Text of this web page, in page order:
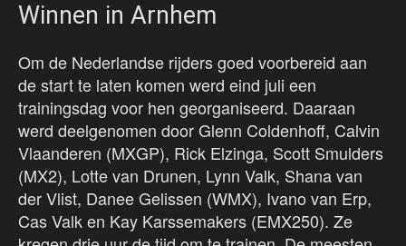
Winnen in Arnhem
Om de Nederlandse rijders goed voorbereid aan
de start te laten komen werd eind juli een
trainingsdag voor hen georganiseerd. Daaraan
werd deelgenomen door Glenn Coldenhoff, Calvin
Vlaanderen (MXGP), Rick Elzinga, Scott Smulders
(MX2), Lotte van Drunen, Lynn Valk, Shana van
der Vlist, Danee Gelissen (WMX), Ivano van Erp,
Cas Valk en Kay Karssemakers (EMX250). Ze